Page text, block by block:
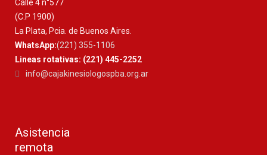
Calle 4 n°577
(C.P 1900)
La Plata, Pcia. de Buenos Aires.
WhatsApp:(221) 355-1106
Lineas rotativas: (221) 445-2252
info@cajakinesiologospba.org.ar
Asistencia
remota